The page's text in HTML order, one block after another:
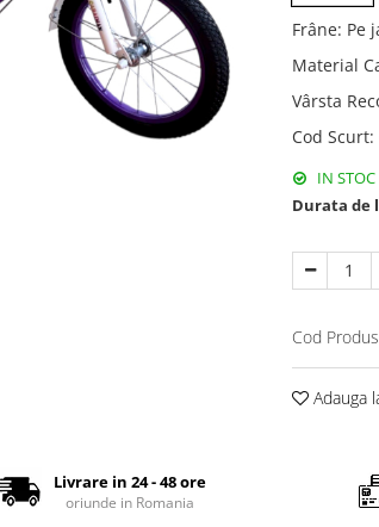
Frâne: Pe
Material
Vârsta
Cod Scurt:
IN STOC
Durata de
Cod
Adauga
Livrare in 24 - 48 ore
oriunde in Romania